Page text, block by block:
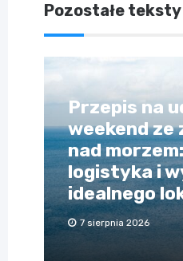
Pozostałe
Przepis na
weekend ze
nad
logistyka i
idealnego
7 sierpnia 2026